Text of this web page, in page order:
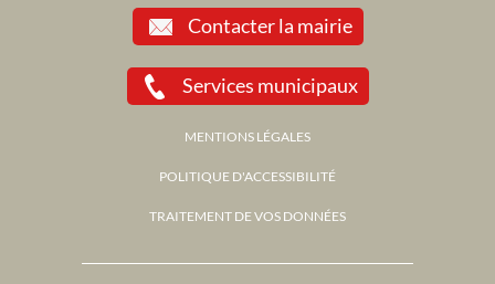
Contacter la mairie
Services municipaux
MENTIONS LÉGALES
POLITIQUE D'ACCESSIBILITÉ
TRAITEMENT DE VOS DONNÉES